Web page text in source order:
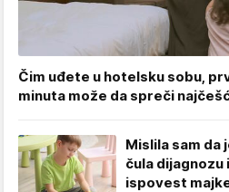
Čim uđete u hotelsku sobu,
minuta može da spreči
Mislila sam da
čula dijagnozu
ispovest